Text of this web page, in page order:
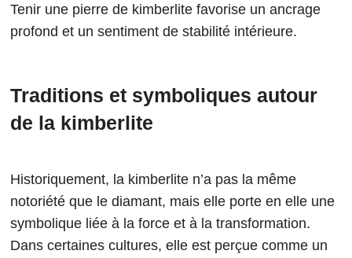
Tenir une pierre de kimberlite favorise un ancrage
profond et un sentiment de stabilité intérieure.
Traditions et symboliques autour
de la kimberlite
Historiquement, la kimberlite n’a pas la même
notoriété que le diamant, mais elle porte en elle une
symbolique liée à la force et à la transformation.
Dans certaines cultures, elle est perçue comme un